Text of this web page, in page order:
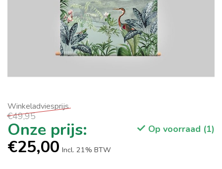
€49,95
€25,00 Incl. 21% BTW
Op voorraad (1)